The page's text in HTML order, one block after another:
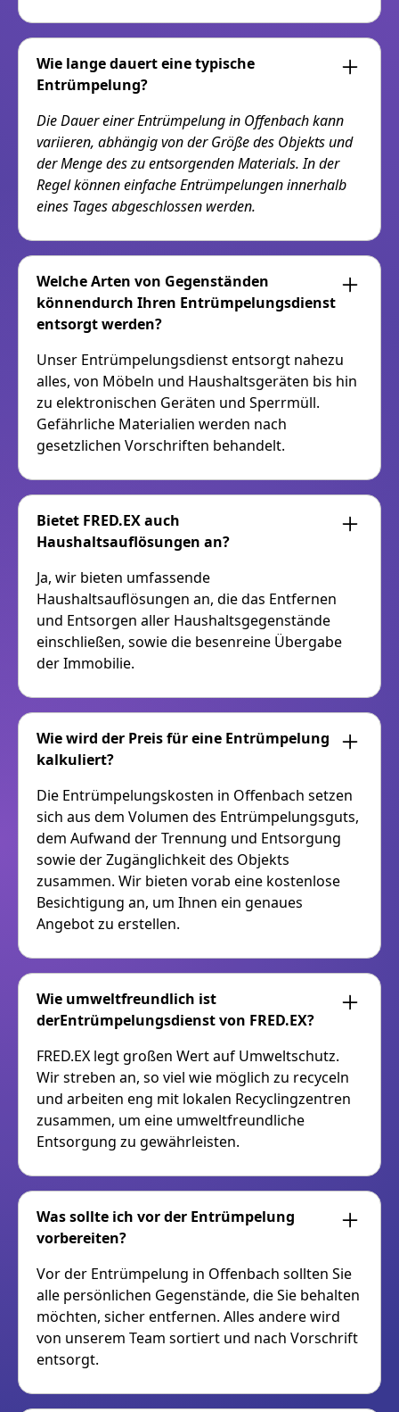
Wie lange dauert eine typische
Entrümpelung?
Die Dauer einer Entrümpelung in Offenbach kann
variieren, abhängig von der Größe des Objekts und
der Menge des zu entsorgenden Materials. In der
Regel können einfache Entrümpelungen innerhalb
eines Tages abgeschlossen werden.
Welche Arten von Gegenständen
könnendurch Ihren Entrümpelungsdienst
entsorgt werden?
Unser Entrümpelungsdienst entsorgt nahezu
alles, von Möbeln und Haushaltsgeräten bis hin
zu elektronischen Geräten und Sperrmüll.
Gefährliche Materialien werden nach
gesetzlichen Vorschriften behandelt.
Bietet FRED.EX auch
Haushaltsauflösungen an?
Ja, wir bieten umfassende
Haushaltsauflösungen an, die das Entfernen
und Entsorgen aller Haushaltsgegenstände
einschließen, sowie die besenreine Übergabe
der Immobilie.
Wie wird der Preis für eine Entrümpelung
kalkuliert?
Die Entrümpelungskosten in Offenbach setzen
sich aus dem Volumen des Entrümpelungsguts,
dem Aufwand der Trennung und Entsorgung
sowie der Zugänglichkeit des Objekts
zusammen. Wir bieten vorab eine kostenlose
Besichtigung an, um Ihnen ein genaues
Angebot zu erstellen.
Wie umweltfreundlich ist
derEntrümpelungsdienst von FRED.EX?
FRED.EX legt großen Wert auf Umweltschutz.
Wir streben an, so viel wie möglich zu recyceln
und arbeiten eng mit lokalen Recyclingzentren
zusammen, um eine umweltfreundliche
Entsorgung zu gewährleisten.
Was sollte ich vor der Entrümpelung
vorbereiten?
Vor der Entrümpelung in Offenbach sollten Sie
alle persönlichen Gegenstände, die Sie behalten
möchten, sicher entfernen. Alles andere wird
von unserem Team sortiert und nach Vorschrift
entsorgt.